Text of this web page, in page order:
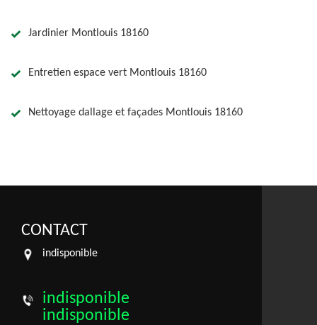
Jardinier Montlouis 18160
Entretien espace vert Montlouis 18160
Nettoyage dallage et façades Montlouis 18160
CONTACT
indisponible
indisponible
indisponible